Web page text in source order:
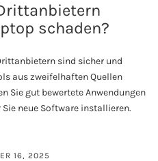
schaden?
sind sicher und
aus zweifelhaften Quellen
Sie gut bewertete Anwendungen
neue Software installieren.
16, 2025